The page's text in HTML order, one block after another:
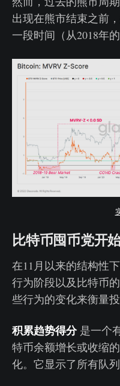
出现在熊市结束之前
一段时间（从2018年
比特币囤币党开
在11月以来的结构性
行为阶段以及比特币
些行为的变化来衡量
积累趋势得分是一个
特币余额增长或收缩
化。它显示了所有队